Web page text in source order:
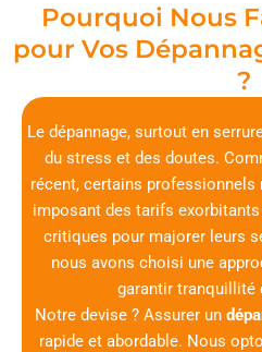
Pourquoi Nous
pour Vos
?
Le dépannage, surtout en
du stress et des doutes.
récent, certains professionnels
imposant des tarifs
critiques pour majorer leurs
nous avons choisi une
garantir tranquillité
Notre devise ? Assurer un
rapide et abordable. Nous